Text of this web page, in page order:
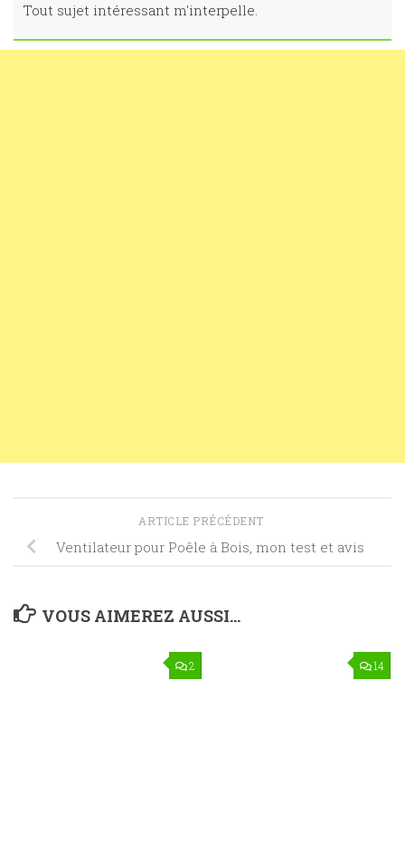
Tout sujet intéressant m'interpelle.
ARTICLE PRÉCÉDENT
Ventilateur pour Poêle à Bois, mon test et avis
VOUS AIMEREZ AUSSI...
2 14